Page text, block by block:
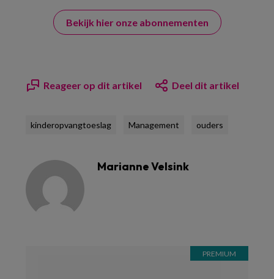
Bekijk hier onze abonnementen
Reageer op dit artikel Deel dit artikel
kinderopvangtoeslag Management ouders
Marianne Velsink